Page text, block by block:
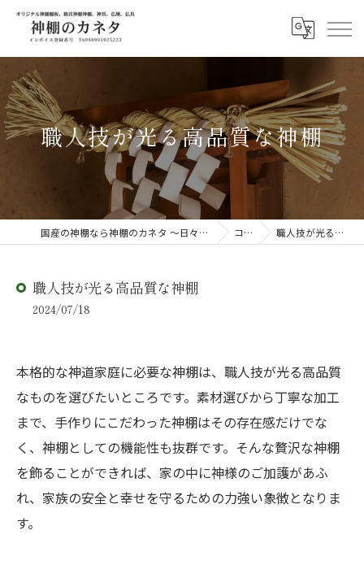
職人技が光る高品質な神棚
国産の神棚なら神棚のカネタ ～日々のしあわせを感じる物を～ コラム 職人技が光る高品質な神棚
職人技が光る高品質な神棚
2024/07/18
本格的な神道家庭に必要な神棚は、職人技が光る高品質
なものを選びたいところです。素材選びから丁寧な加工
まで、手作りにこだわった神棚はその存在感だけでな
く、神棚としての機能性も抜群です。そんな贅沢な神棚
を飾ることができれば、家の中に神様のご加護があふ
れ、家族の安全と幸せを守るための力強い象徴となりま
す。